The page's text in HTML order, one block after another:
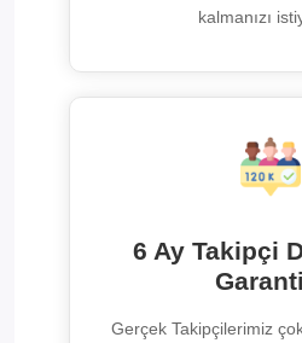
kalmanızı
6 Ay Takipçi
Gerçek Takipçilerimiz